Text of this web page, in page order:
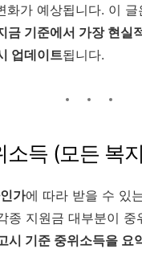
화가 예상됩니다. 이 글
금 기준에서 가장 현실
업데이트됩니다.
득 (모든 복
가에 따라 받을 수 있
종 지원금 대부분이
기준 중위소득을 요